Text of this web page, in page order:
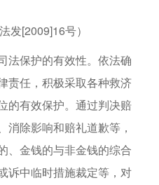
[2009]16号）
保护的有效性。依法确
责任，积极采取各种救济
的有效保护。通过判决赔
消除影响和赔礼道歉等，
、金钱的与非金钱的综合
诉中临时措施裁定等，对